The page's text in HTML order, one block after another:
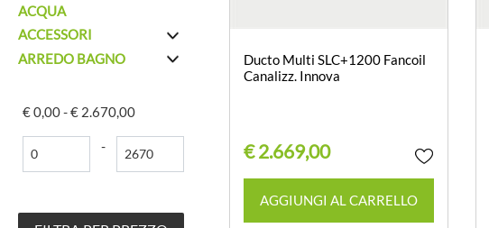
ACQUA
ACCESSORI
ARREDO BAGNO
€ 0,00 - € 2.670,00
Prezzo minimo
-
Ducto Multi SLC+1200 Fancoil
Canalizz. Innova
€ 2.669,00
AGGIUNGI AL CARRELLO